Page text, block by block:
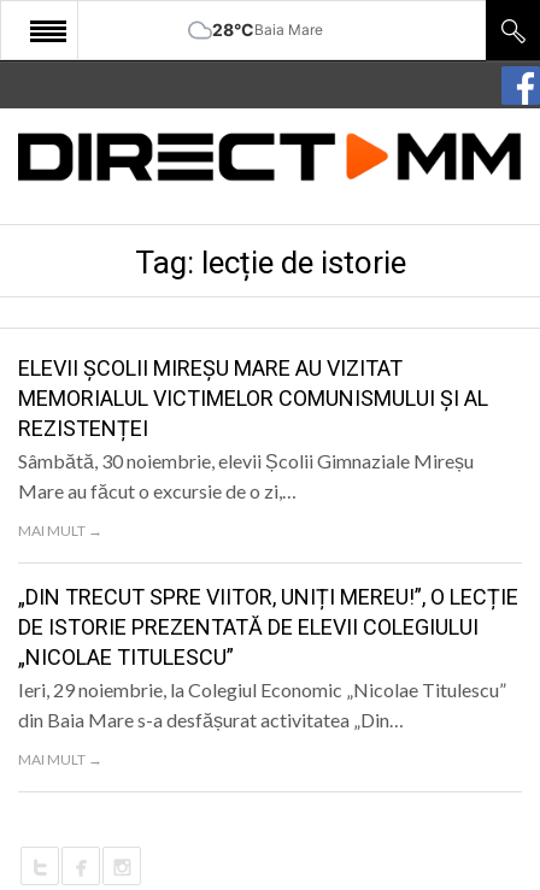
28°CBaia Mare
START
COMUNITATE
SANATATE
SPORT
SPECIAL
Tag: lecție de istorie
ELEVII ȘCOLII MIREȘU MARE AU VIZITAT
MEMORIALUL VICTIMELOR COMUNISMULUI ȘI AL
REZISTENȚEI
Sâmbătă, 30 noiembrie, elevii Școlii Gimnaziale Mireșu
Mare au făcut o excursie de o zi,…
MAI MULT →
„DIN TRECUT SPRE VIITOR, UNIȚI MEREU!”, O LECȚIE
DE ISTORIE PREZENTATĂ DE ELEVII COLEGIULUI
„NICOLAE TITULESCU”
Ieri, 29 noiembrie, la Colegiul Economic „Nicolae Titulescu”
din Baia Mare s-a desfășurat activitatea „Din…
MAI MULT →